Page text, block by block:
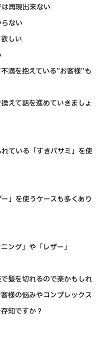
再現出来ない
ない
しい
満を抱えている”お客様”も
えて話を進めていきましょ
ている「すきバサミ」を使
」を使うケースも多くあり
ング」や「レザー」
髪を切れるので楽かもしれ
様の悩みやコンプレックス
知ですか？